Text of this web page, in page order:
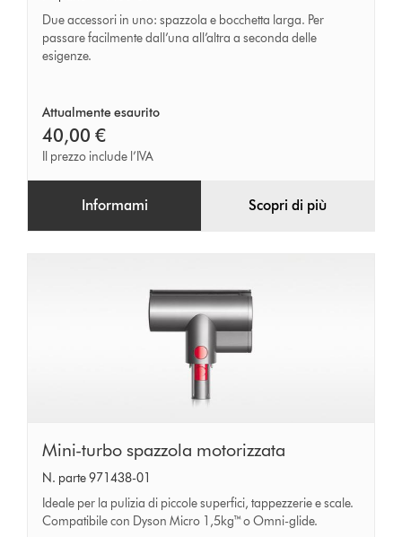
Due accessori in uno: spazzola e bocchetta larga. Per
passare facilmente dall’una all’altra a seconda delle
esigenze.
Attualmente esaurito
40,00 €
Il prezzo include l’IVA
Informami Scopri di più
Mini-
turbo
spazzola
motorizzata
Mini-turbo spazzola motorizzata
N. parte 971438-01
Ideale per la pulizia di piccole superfici, tappezzerie e scale.
Compatibile con Dyson Micro 1,5kg™ o Omni-glide.